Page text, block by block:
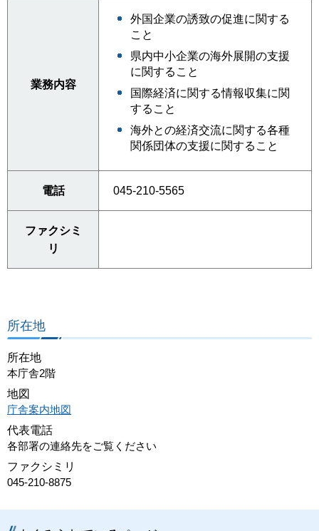
業務内容
外国企業の誘致の促進に関する
こと
県内中小企業の海外展開の支援
に関すること
国際経済に関する情報収集に関
すること
海外との経済交流に関する各種
関係団体の支援に関すること
電話 045-210-5565
ファクシミ
リ
所在地
所在地
本庁舎2階
地図
庁舎案内地図
代表電話
各部署の連絡先をご覧ください
ファクシミリ
045-210-8875